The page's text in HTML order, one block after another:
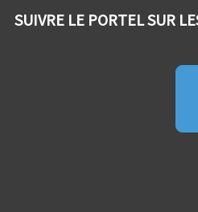
SUIVRE LE PORTEL SUR